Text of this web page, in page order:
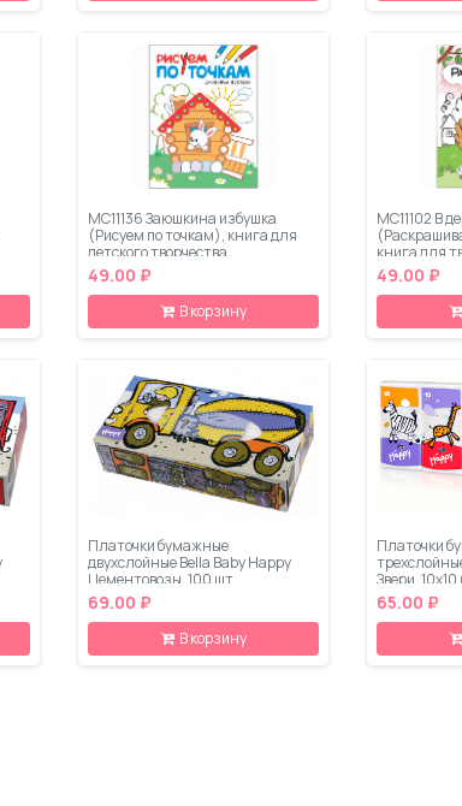
МС11136 Заюшкина избушка
(Рисуем по точкам), книга для
детского творчества
49.00 ₽
В корзину
МС11102 В
книга для
49.00 ₽
Платочки бумажные
двухслойные Bella Baby Happy
Цементовозы, 100 шт
69.00 ₽
В корзину
Платочки
Звери,
65.00 ₽